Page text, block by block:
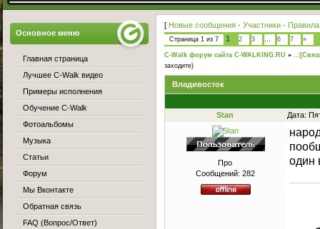
[ Новые сообщения · Участники ·
Страница 1 из 7 1 2 3 … 6 7 »
C-Walk форум сайта C-WALKING.RU »
заходите)
Владивосток
Stan Дата:
Про
Сообщений: 282
один
Основное меню
Главная страница
Лучшее C-Walk видео
Примеры исполнения
Обучение C-Walk
Фотоальбомы
Музыка
Статьи
Форум
Мы Вконтакте
Обратная связь
FAQ (Вопрос/Ответ)